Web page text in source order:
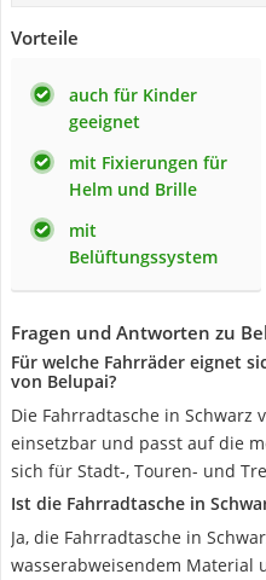
Vorteile
auch für Kinder
geeignet
mit Fixierungen für
Helm und Brille
mit
Belüftungssystem
Fragen und Antworten zu
Für welche Fahrräder eignet
von Belupai?
Die Fahrradtasche in Schwarz
einsetzbar und passt auf die
sich für Stadt-, Touren- und
Ist die Fahrradtasche in
Ja, die Fahrradtasche in
wasserabweisendem Material